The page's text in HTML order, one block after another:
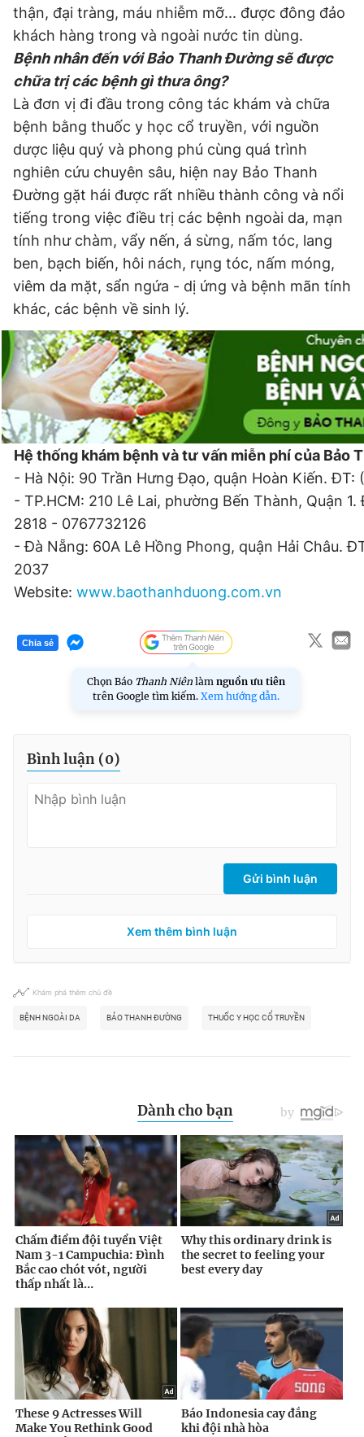
thận, đại tràng, máu nhiễm mỡ... được đông đảo
khách hàng trong và ngoài nước tin dùng.
Bệnh nhân đến với Bảo Thanh Đường sẽ được
chữa trị các bệnh gì thưa ông?
Là đơn vị đi đầu trong công tác khám và chữa
bệnh bằng thuốc y học cổ truyền, với nguồn
dược liệu quý và phong phú cùng quá trình
nghiên cứu chuyên sâu, hiện nay Bảo Thanh
Đường gặt hái được rất nhiều thành công và nổi
tiếng trong việc điều trị các bệnh ngoài da, mạn
tính như chàm, vẩy nến, á sừng, nấm tóc, lang
ben, bạch biến, hôi nách, rụng tóc, nấm móng,
viêm da mặt, sẩn ngứa - dị ứng và bệnh mãn tính
khác, các bệnh về sinh lý.
Hệ thống khám bệnh và tư vấn miễn phí của Bảo
- Hà Nội: 90 Trần Hưng Đạo, quận Hoàn Kiến.
- TP.HCM: 210 Lê Lai, phường Bến Thành, Quận
2818 - 0767732126
- Đà Nẵng: 60A Lê Hồng Phong, quận Hải Châu.
2037
Website: www.baothanhduong.com.vn
Chia sẻ
Chọn Báo Thanh Niên làm nguồn ưu tiên
trên Google tìm kiếm. Xem hướng dẫn.
Bình luận (0)
Gửi bình luận
Xem thêm bình luận
Khám phá thêm chủ đề
BỆNH NGOÀI DA BẢO THANH ĐƯỜNG THUỐC Y HỌC CỔ TRUYỀN